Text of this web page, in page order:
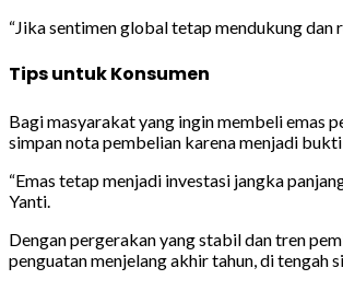
“Jika sentimen global tetap mendukung dan
Tips untuk Konsumen
Bagi masyarakat yang ingin membeli emas
simpan nota pembelian karena menjadi
“Emas tetap menjadi investasi jangka
Yanti.
Dengan pergerakan yang stabil dan tren
penguatan menjelang akhir tahun, di tengah